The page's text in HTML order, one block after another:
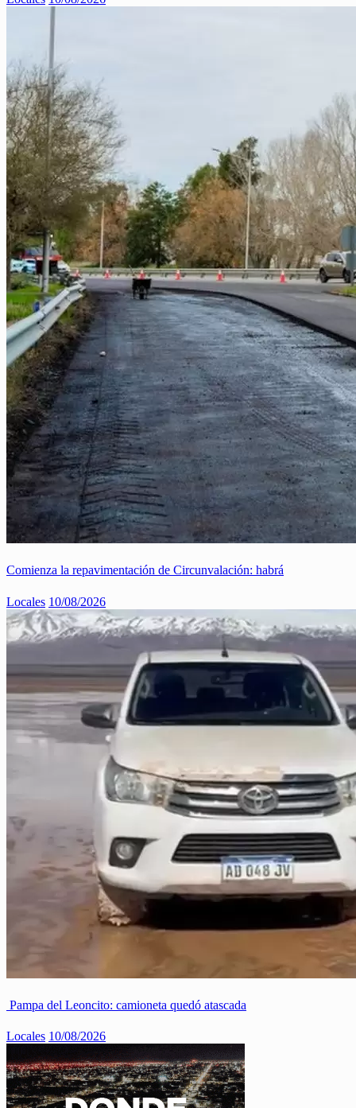
Comienza la repavimentación de Circunvalación: habrá
Locales 10/08/2026
Pampa del Leoncito: camioneta quedó atascada
Locales 10/08/2026